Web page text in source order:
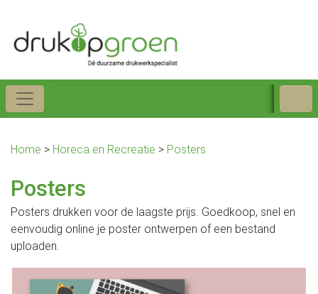
Home > Horeca en Recreatie > Posters
Posters
Posters drukken voor de laagste prijs. Goedkoop, snel en
eenvoudig online je poster ontwerpen of een bestand
uploaden.